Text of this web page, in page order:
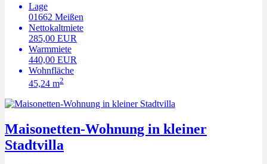
Lage
01662 Meißen
Nettokaltmiete
285,00 EUR
Warmmiete
440,00 EUR
Wohnfläche
45,24 m2
Maisonetten-Wohnung in kleiner
Stadtvilla